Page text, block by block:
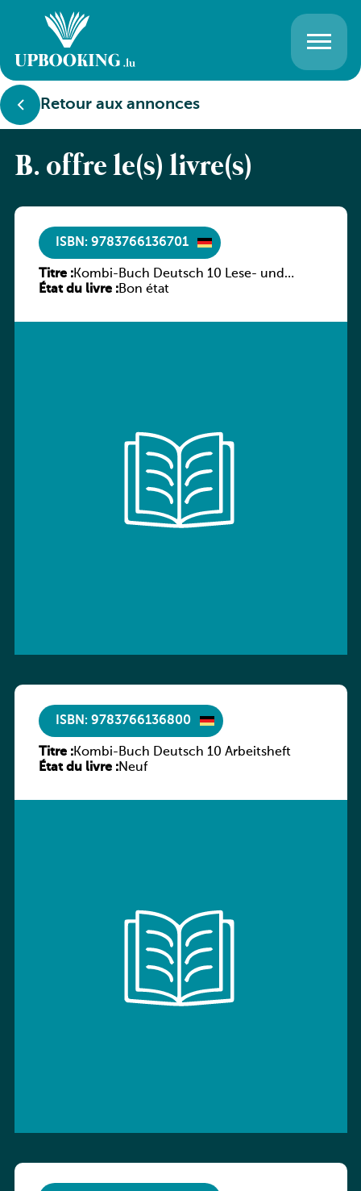
Retour aux annonces
B. offre le(s) livre(s)
ISBN: 9783766136701
Titre :Kombi-Buch Deutsch 10 Lese- und
Sprachbuch
État du livre :Bon état
ISBN: 9783766136800
Titre :Kombi-Buch Deutsch 10 Arbeitsheft
État du livre :Neuf